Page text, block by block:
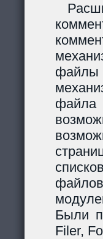
файлы
файла
Были
Filer,